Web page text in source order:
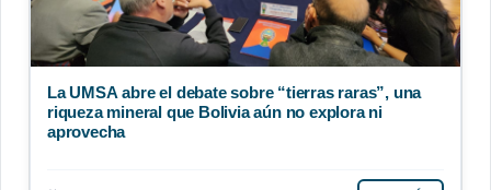
La UMSA abre el debate sobre “tierras raras”, una
riqueza mineral que Bolivia aún no explora ni
aprovecha